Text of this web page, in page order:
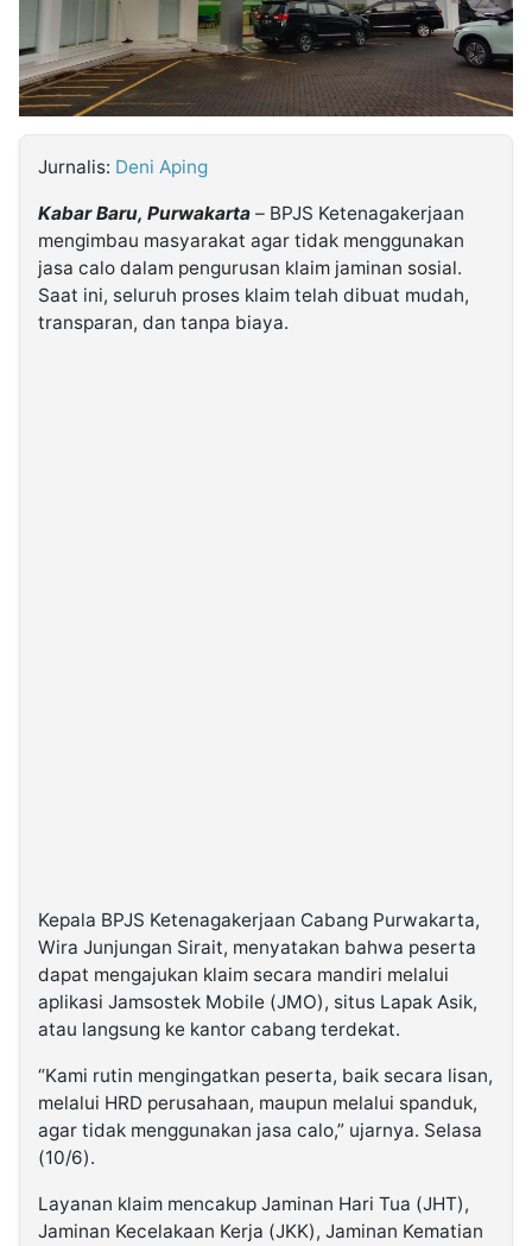
Kabarbaru
Jurnalis: Deni Aping
Kabar Baru, Purwakarta – BPJS Ketenagakerjaan
mengimbau masyarakat agar tidak menggunakan
jasa calo dalam pengurusan klaim jaminan sosial.
Saat ini, seluruh proses klaim telah dibuat mudah,
transparan, dan tanpa biaya.
Kepala BPJS Ketenagakerjaan Cabang Purwakarta,
Wira Junjungan Sirait, menyatakan bahwa peserta
dapat mengajukan klaim secara mandiri melalui
aplikasi Jamsostek Mobile (JMO), situs Lapak Asik,
atau langsung ke kantor cabang terdekat.
“Kami rutin mengingatkan peserta, baik secara lisan,
melalui HRD perusahaan, maupun melalui spanduk,
agar tidak menggunakan jasa calo,” ujarnya. Selasa
(10/6).
Layanan klaim mencakup Jaminan Hari Tua (JHT),
Jaminan Kecelakaan Kerja (JKK), Jaminan Kematian